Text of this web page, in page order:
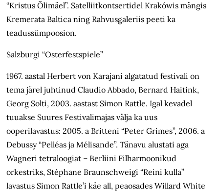
“Kristus Õlimäel”. Satelliitkontsertidel Krakówis mängis
Kremerata Baltica ning Rahvusgaleriis peeti ka
teadussümpoosion.
Salzburgi “Osterfestspiele”
1967. aastal Herbert von Karajani algatatud festivali on
tema järel juhtinud Claudio Abbado, Bernard Haitink,
Georg Solti, 2003. aastast Simon Rattle. Igal kevadel
tuuakse Suures Festivalimajas välja ka uus
ooperilavastus: 2005. a Britteni “Peter Grimes”, 2006. a
Debussy “Pelléas ja Mélisande”. Tänavu alustati aga
Wagneri tetraloogiat – Berliini Filharmoonikud
orkestriks, Stéphane Braunschweigi “Reini kulla”
lavastus Simon Rattle’i käe all, peaosades Willard White